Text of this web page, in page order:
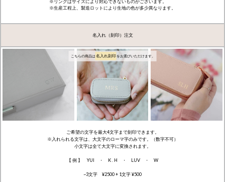
※リングはサイズにより対応できないものがございます。
※生産工程上、製造ロットにより生地の色が多少異なります。
名入れ（刻印）注文
こちらの商品は 名入れ刻印 をお選びいただけます。
ご希望の文字を最大4文字まで刻印できます。
※入れられる文字は、大文字のローマ字のみです。（数字不可）
小文字は全て大文字に変換されます。
【 例 】 YUI ・ K . H ・ LUV ・ W
~3文字 ¥2500 + 1文字 ¥500